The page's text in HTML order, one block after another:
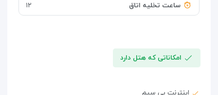
ساعت تخلیه اتاق ۱۲
امکاناتی که هتل دارد
اینترنت بی سیم